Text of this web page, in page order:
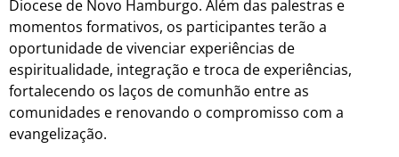
Diocese de Novo Hamburgo. Além das palestras e
momentos formativos, os participantes terão a
oportunidade de vivenciar experiências de
espiritualidade, integração e troca de experiências,
fortalecendo os laços de comunhão entre as
comunidades e renovando o compromisso com a
evangelização.